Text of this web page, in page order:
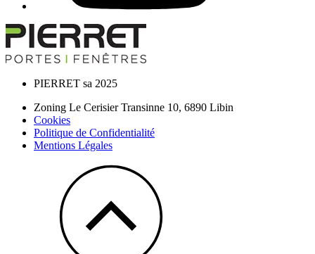
PIERRET sa 2025
Zoning Le Cerisier Transinne 10, 6890 Libin
Cookies
Politique de Confidentialité
Mentions Légales